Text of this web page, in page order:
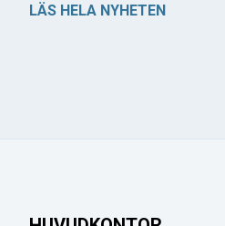
LÄS HELA NYHETEN